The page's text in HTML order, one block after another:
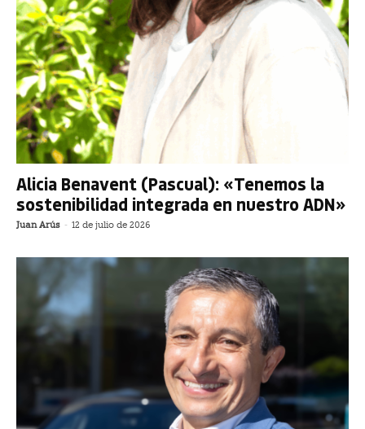
Alicia Benavent (Pascual): «Tenemos la
sostenibilidad integrada en nuestro ADN»
Juan Arús - 12 de julio de 2026